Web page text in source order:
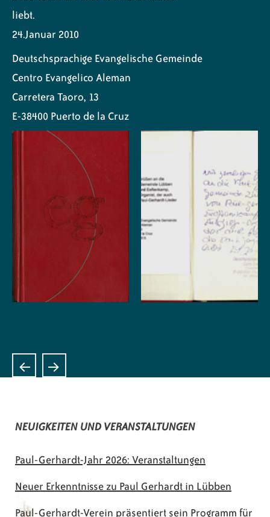
liebt.
24.Januar 2010
Deutschsprachige Evangelische Gemeinde
Centro Evangelico Aleman
Carretera Taoro, 13
E-38400 Puerto de la Cruz
NEUIGKEITEN UND VERANSTALTUNGEN
Paul-Gerhardt-Jahr 2026: Veranstaltungen
Neuer Erkenntnisse zu Paul Gerhardt in Lübben
Paul-Gerhardt-Verein präsentiert sein Programm für